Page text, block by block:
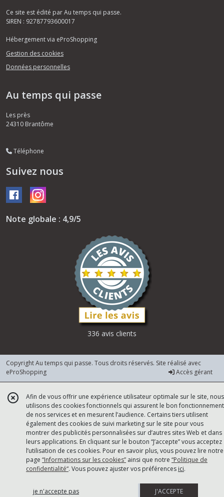
Ce site est édité par Au temps qui passe.
SIREN : 92787793600017
Hébergement via eProShopping
Gestion des cookies
Données personnelles
Au temps qui passe
Les près
24310 Brantôme
Téléphone
Suivez nous
Note globale : 4,9/5
336 avis clients
Copyright Au temps qui passe. Tous droits réservés. Site réalisé avec
eProShopping
Accès gérant
Afin de vous offrir une expérience utilisateur optimale sur le site, nous
utilisons des cookies fonctionnels qui assurent le bon fonctionnement
de nos services et en mesurent l’audience. Certains tiers utilisent
également des cookies de suivi marketing sur le site pour vous
montrer des publicités personnalisées sur d’autres sites Web et dans
leurs applications. En cliquant sur le bouton “J’accepte” vous acceptez
l’utilisation de ces cookies. Pour en savoir plus, vous pouvez lire notre
page “Informations sur les cookies” ainsi que notre “Politique de
confidentialité“. Vous pouvez ajuster vos préférences ici.
je n'accepte pas J'ACCEPTE